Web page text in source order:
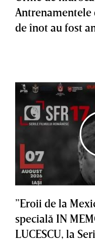
de înot au fost
”Eroii de la
specială IN
LUCESCU, la